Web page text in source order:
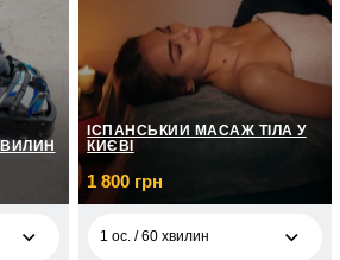
ІСПАНСЬКИЙ МАСАЖ ТІЛА У
КИЄВІ
1 800 грн
1 ос. / 60 хвилин